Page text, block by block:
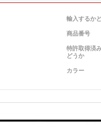
輸入するか
商品番号
特許取得済
どうか
カラー